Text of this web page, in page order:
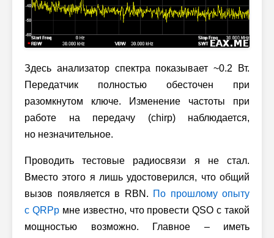
Здесь анализатор спектра показывает ~0.2 Вт.
Передатчик полностью обесточен при
разомкнутом ключе. Изменение частоты при
работе на передачу (chirp) наблюдается,
но незначительное.
Проводить тестовые радиосвязи я не стал.
Вместо этого я лишь удостоверился, что общий
вызов появляется в RBN. По прошлому опыту
с QRPpмне известно, что провести QSO с такой
мощностью возможно. Главное – иметь